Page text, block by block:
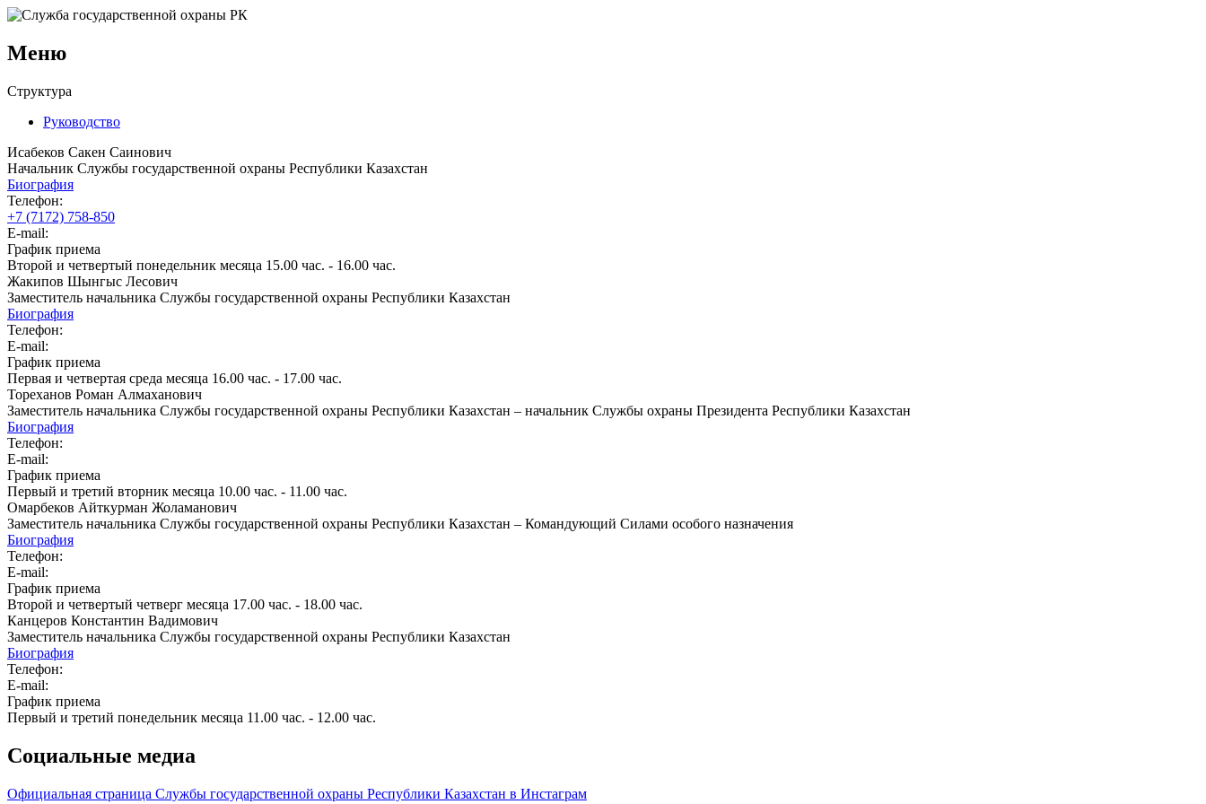
Меню
Структура
Руководство
Исабеков Сакен Саинович
Начальник Службы государственной охраны Республики Казахстан
Биография
Телефон:
+7 (7172) 758-850
E-mail:
График приема
Второй и четвертый понедельник месяца 15.00 час. - 16.00 час.
Жакипов Шынгыс Лесович
Заместитель начальника Службы государственной охраны Республики Казахстан
Биография
Телефон:
E-mail:
График приема
Первая и четвертая среда месяца 16.00 час. - 17.00 час.
Тореханов Роман Алмаханович
Заместитель начальника Службы государственной охраны Республики Казахстан – начальник Службы охраны Президента Республики Казахстан
Биография
Телефон:
E-mail:
График приема
Первый и третий вторник месяца 10.00 час. - 11.00 час.
Омарбеков Айткурман Жоламанович
Заместитель начальника Службы государственной охраны Республики Казахстан – Командующий Силами особого назначения
Биография
Телефон:
E-mail:
График приема
Второй и четвертый четверг месяца 17.00 час. - 18.00 час.
Канцеров Константин Вадимович
Заместитель начальника Службы государственной охраны Республики Казахстан
Биография
Телефон:
E-mail:
График приема
Первый и третий понедельник месяца 11.00 час. - 12.00 час.
Социальные медиа
Официальная страница Службы государственной охраны Республики Казахстан в Инстаграм